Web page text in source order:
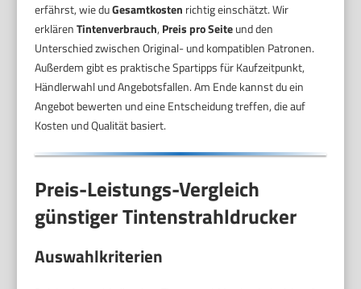
erfährst, wie duGesamtkosten richtig einschätzt. Wir
erklärenTintenverbrauch, Preis pro Seiteund den
Unterschied zwischen Original- und kompatiblen Patronen.
Außerdem gibt es praktische Spartipps für Kaufzeitpunkt,
Händlerwahl und Angebotsfallen. Am Ende kannst du ein
Angebot bewerten und eine Entscheidung treffen, die auf
Kosten und Qualität basiert.
Preis-Leistungs-Vergleich
günstiger Tintenstrahldrucker
Auswahlkriterien